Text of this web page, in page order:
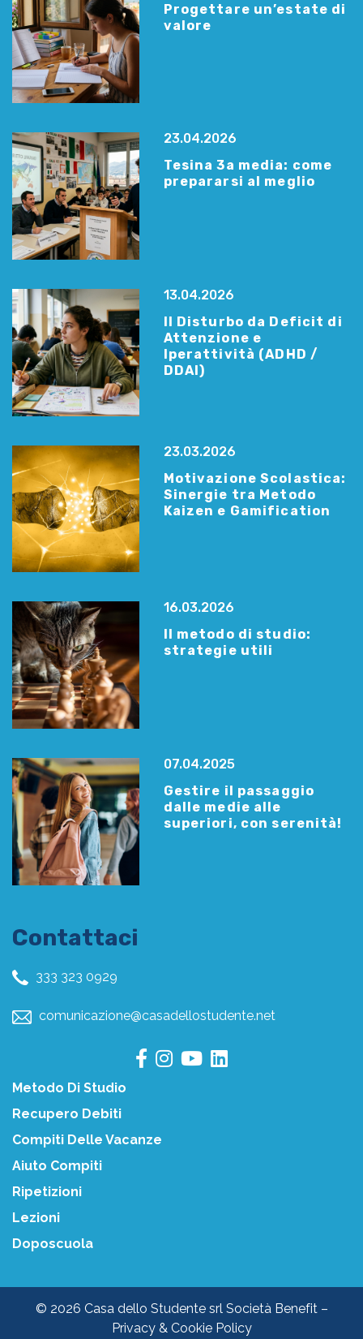
Progettare un’estate di
valore
23.04.2026
Tesina 3a media: come
prepararsi al meglio
13.04.2026
Il Disturbo da Deficit di
Attenzione e
Iperattività (ADHD /
DDAI)
23.03.2026
Motivazione Scolastica:
Sinergie tra Metodo
Kaizen e Gamification
16.03.2026
Il metodo di studio:
strategie utili
07.04.2025
Gestire il passaggio
dalle medie alle
superiori, con serenità!
Contattaci
333 323 0929
comunicazione@casadellostudente.net
Metodo Di Studio
Recupero Debiti
Compiti Delle Vacanze
Aiuto Compiti
Ripetizioni
Lezioni
Doposcuola
© 2026 Casa dello Studente srl Società Benefit –
Privacy & Cookie Policy